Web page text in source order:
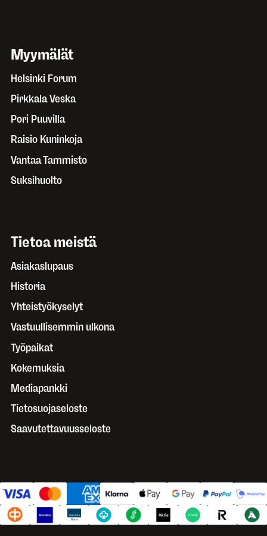
Myymälät
Helsinki Forum
Pirkkala Veska
Pori Puuvilla
Raisio Kuninkoja
Vantaa Tammisto
Suksihuolto
Tietoa meistä
Asiakaslupaus
Historia
Yhteistyökyselyt
Vastuullisemmin ulkona
Työpaikat
Kokemuksia
Mediapankki
Tietosuojaseloste
Saavutettavuusseloste